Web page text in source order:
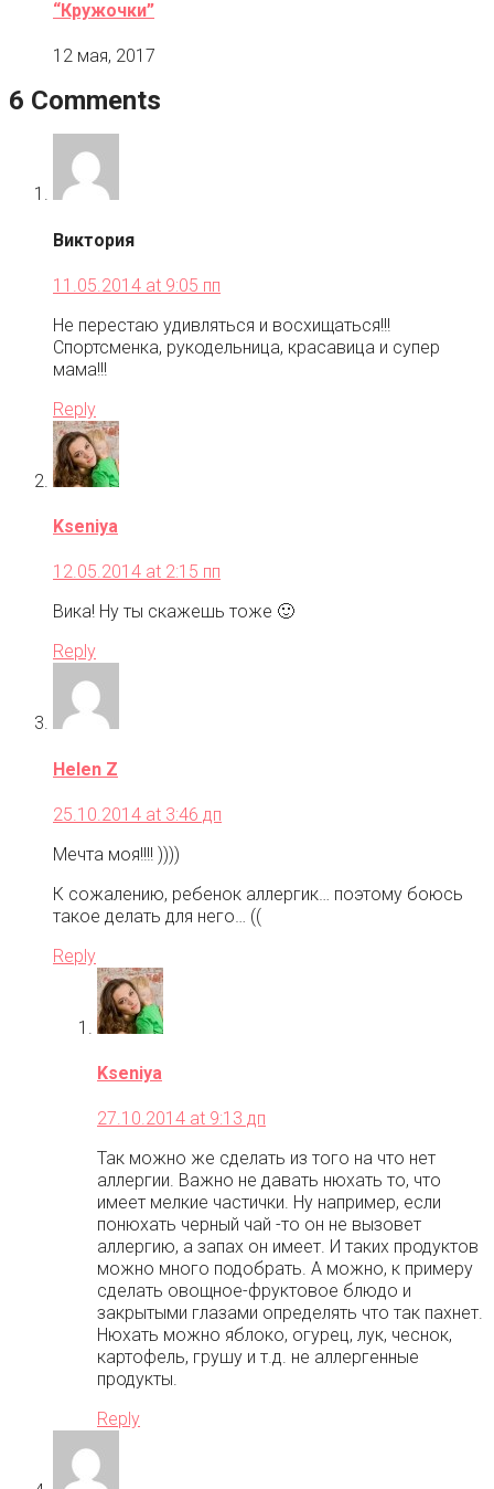
“Кружочки”
12 мая, 2017
6 Comments
Виктория
11.05.2014 at 9:05 пп
Не перестаю удивляться и восхищаться!!!
Спортсменка, рукодельница, красавица и супер
мама!!!
Reply
Kseniya
12.05.2014 at 2:15 пп
Вика! Ну ты скажешь тоже 🙂
Reply
Helen Z
25.10.2014 at 3:46 дп
Мечта моя!!!! ))))
К сожалению, ребенок аллергик… поэтому боюсь
такое делать для него… ((
Reply
Kseniya
27.10.2014 at 9:13 дп
Так можно же сделать из того на что нет
аллергии. Важно не давать нюхать то, что
имеет мелкие частички. Ну например, если
понюхать черный чай -то он не вызовет
аллергию, а запах он имеет. И таких продуктов
можно много подобрать. А можно, к примеру
сделать овощное-фруктовое блюдо и
закрытыми глазами определять что так пахнет.
Нюхать можно яблоко, огурец, лук, чеснок,
картофель, грушу и т.д. не аллергенные
продукты.
Reply